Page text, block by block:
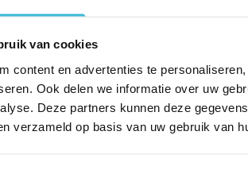
van cookies
content en advertenties te
Ook delen we informatie over uw
Deze partners kunnen deze
verzameld op basis van uw gebruik van
LET
je profiteert van het lage tarief